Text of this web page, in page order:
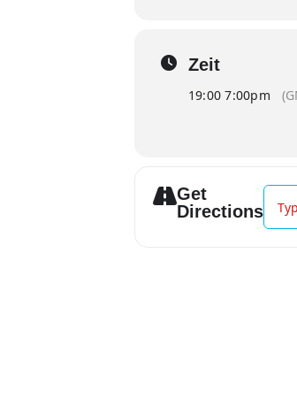
Zeit
19:00 7:00pm
Get
Directions